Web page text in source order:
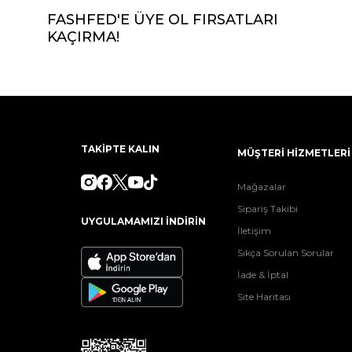
FASHFED'E ÜYE OL FIRSATLARI
KAÇIRMA!
TAKİPTE KALIN
UYGULAMAMIZI İNDİRİN
MÜŞTERİ HİZMETLERİ
Mağazalar
Sipariş Takibi
İletişim
Sıkça Sorulan Sorular
İade & İptal
Site Haritası